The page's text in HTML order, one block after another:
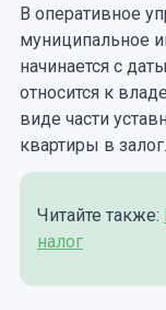
В оперативное
муниципальное
начинается с
относится к
виде части
квартиры в залог.
Читайте также:
налог